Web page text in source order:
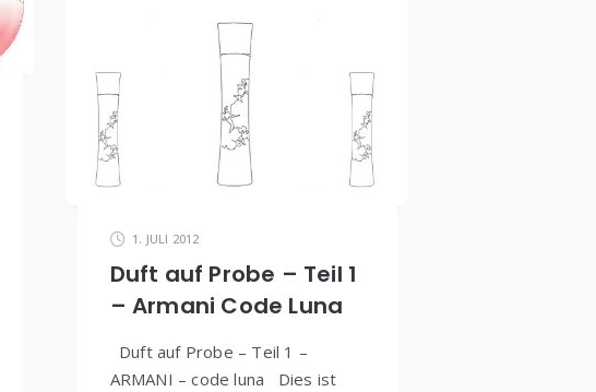
1. JULI 2012
Duft auf Probe – Teil 1
– Armani Code Luna
Duft auf Probe – Teil 1 –
ARMANI – code luna Dies ist